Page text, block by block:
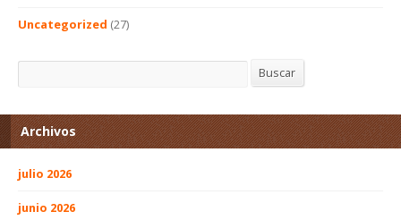
Uncategorized (27)
Buscar Buscar
Archivos
julio 2026
junio 2026